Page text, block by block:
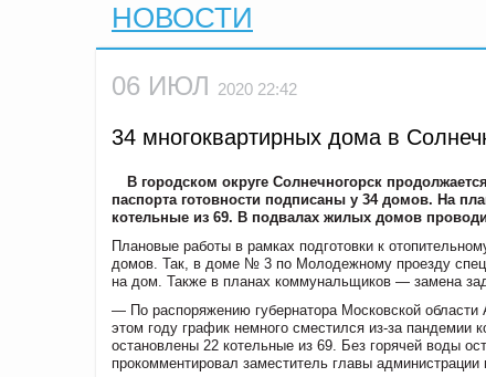
НОВОСТИ
06 ИЮЛ 2020 22:42
34 многоквартирных дома в
В городском округе Солнечногорск
паспорта готовности подписаны у 34 домов. На
котельные из 69. В подвалах жилых домов
Плановые работы в рамках подготовки к
домов. Так, в доме № 3 по Молодежному проезду
на дом. Также в планах коммунальщиков — замена
— По распоряжению губернатора Московской
этом году график немного сместился из-за пандемии
остановлены 22 котельные из 69. Без горячей воды
прокомментировал заместитель главы администрации